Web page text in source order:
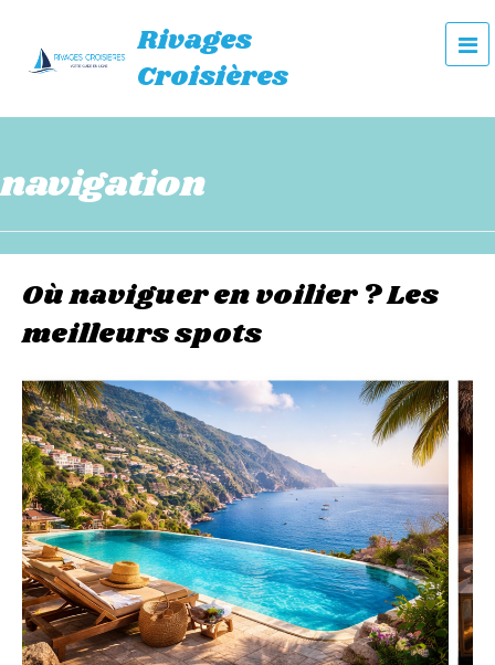
Rivages
Croisières
e
n
navigation
Où naviguer en voilier ? Les
meilleurs spots